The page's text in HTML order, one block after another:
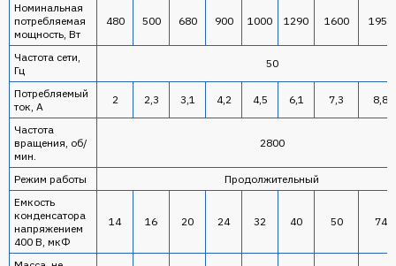
Номинальная
потребляемая
мощность, Вт
480 500 680 900 1000 1290 1600 1950
Частота сети,
Гц
50
Потребляемый
ток, А
2 2,3 3,1 4,2 4,5 6,1 7,3 8,8
Частота
вращения, об/
мин.
2800
Режим работы
Продолжительный
Емкость
конденсатора
напряжением
400 В, мкФ
14 16 20 24 32 40 50 74